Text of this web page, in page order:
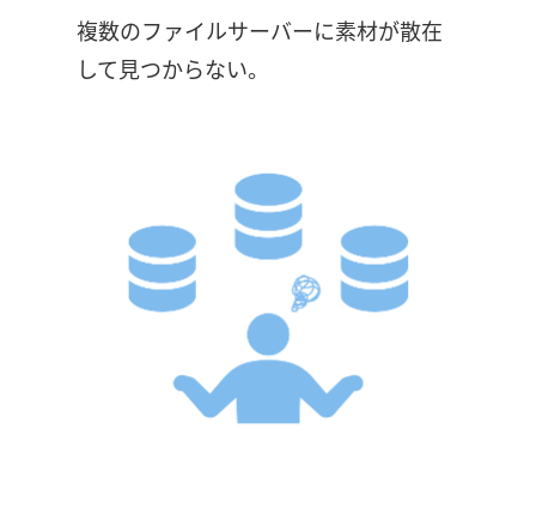
複数のファイルサーバーに素材が散在
して見つからない。